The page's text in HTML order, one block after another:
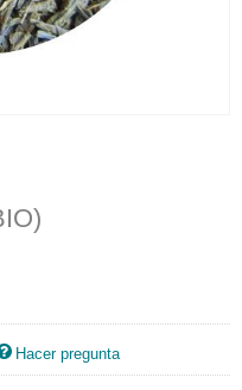
Hacer pregunta